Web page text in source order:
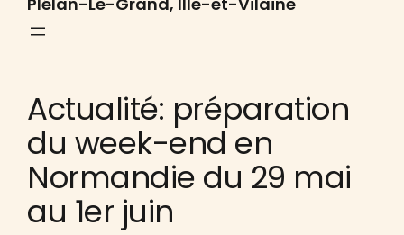
Actualité: préparation
du week-end en
Normandie du 29 mai
au 1er juin